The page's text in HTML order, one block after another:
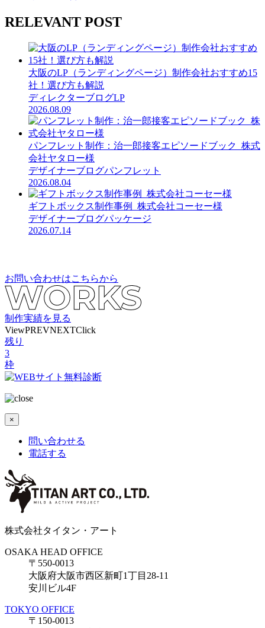
RELEVANT POST
大阪のLP（ランディングページ）制作会社おすすめ15
社！選び方も解説
ディレクターブログLP
2026.08.09
パンフレット制作：治一郎接客エピソードブック_株式
会社ヤタロー様
デザイナーブログパンフレット
2026.08.04
ギフトボックス制作事例_株式会社コーセー様
デザイナーブログパッケージ
2026.07.14
お問い合わせはこちらから
制作実績を見る
ViewPREVNEXTClick
残り
3
枠
×
問い合わせる
電話する
株式会社タイタン・アート
OSAKA HEAD OFFICE
〒550-0013
大阪府大阪市西区新町1丁目28-11
安川ビル4F
TOKYO OFFICE
〒150-0013